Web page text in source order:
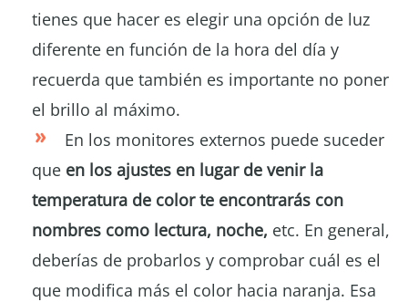
tienes que hacer es elegir una opción de luz
diferente en función de la hora del día y
recuerda que también es importante no poner
el brillo al máximo.
En los monitores externos puede suceder
que en los ajustes en lugar de venir la
temperatura de color te encontrarás con
nombres como lectura, noche, etc. En general,
deberías de probarlos y comprobar cuál es el
que modifica más el color hacia naranja. Esa